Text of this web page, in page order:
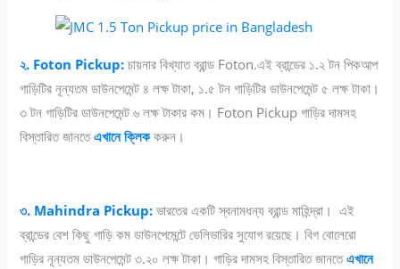
২. Foton Pickup: চায়নার বিখ্যাত ব্রান্ড Foton.এই ব্রান্ডের ১.২ টন পিকআপ
গাড়িটির নূন্যতম ডাউনপেমেন্ট ৪ লক্ষ টাকা, ১.৫ টন গাড়িটির ডাউনপেমেন্ট ৫ লক্ষ টাকা।
৩ টন গাড়িটির ডাউনপেমেন্ট ৬ লক্ষ টাকার কম। Foton Pickup গাড়ির দামসহ
বিস্তারিত জানতেএখানে ক্লিককরুন।
৩. Mahindra Pickup:ভারতের একটি স্বনামধন্য ব্রান্ড মাহিন্দ্রা। এই
ব্রান্ডের বেশ কিছু গাড়ি কম ডাউনপেমেন্টে ডেলিভারির সুযোগ রয়েছে। বিগ বোলেরো
গাড়ির নূন্যতম ডাউনপেমেন্ট ৩.২০ লক্ষ টাকা। গাড়ির দামসহ বিস্তারিত জানতেএখানে